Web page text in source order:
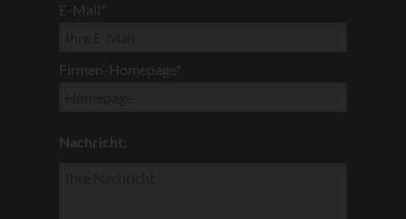
E-Mail*
Firmen-Homepage*
Nachricht: